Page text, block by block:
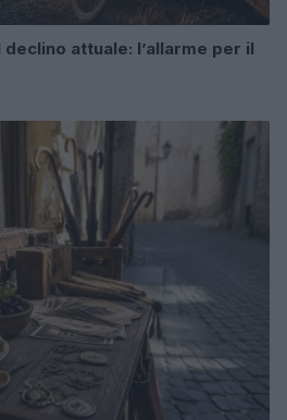
attuale: l’allarme per il